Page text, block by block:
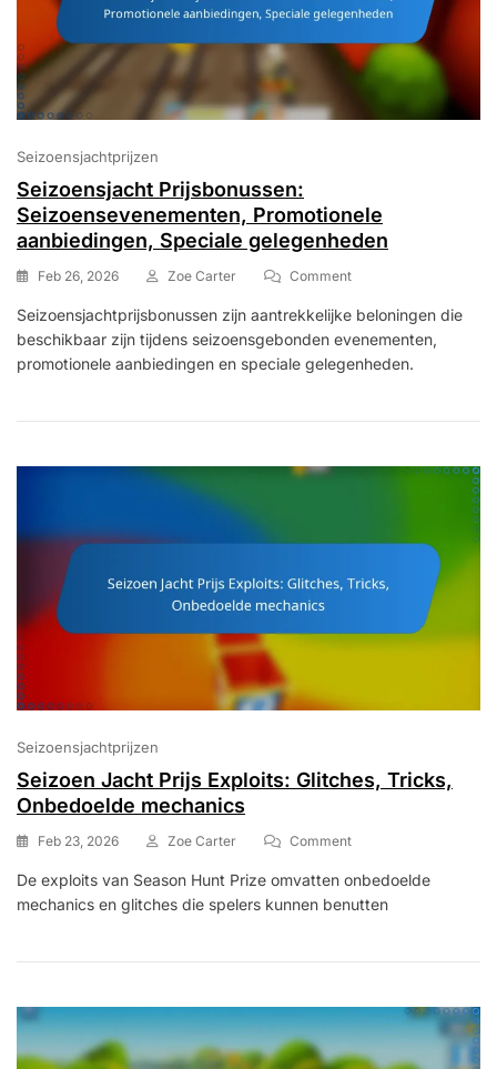
Seizoensjachtprijzen
Seizoensjacht Prijsbonussen:
Seizoensevenementen, Promotionele
aanbiedingen, Speciale gelegenheden
Feb 26, 2026 Zoe Carter CommentOn
Prijsbonussen:
Seizoensevenementen,
Promotionele
Gelegenheden
Seizoensjachtprijsbonussen zijn aantrekkelijke beloningen die
beschikbaar zijn tijdens seizoensgebonden evenementen,
promotionele aanbiedingen en speciale gelegenheden.
Seizoensjachtprijzen
Seizoen Jacht Prijs Exploits: Glitches, Tricks,
Onbedoelde mechanics
Feb 23, 2026 Zoe Carter CommentOn
Jacht
Prijs
Tricks,
Mechanics
De exploits van Season Hunt Prize omvatten onbedoelde
mechanics en glitches die spelers kunnen benutten